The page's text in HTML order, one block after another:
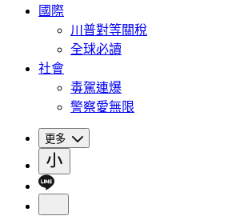
國際
川普對等關稅
全球必讀
社會
毒駕連爆
警察愛無限
更多